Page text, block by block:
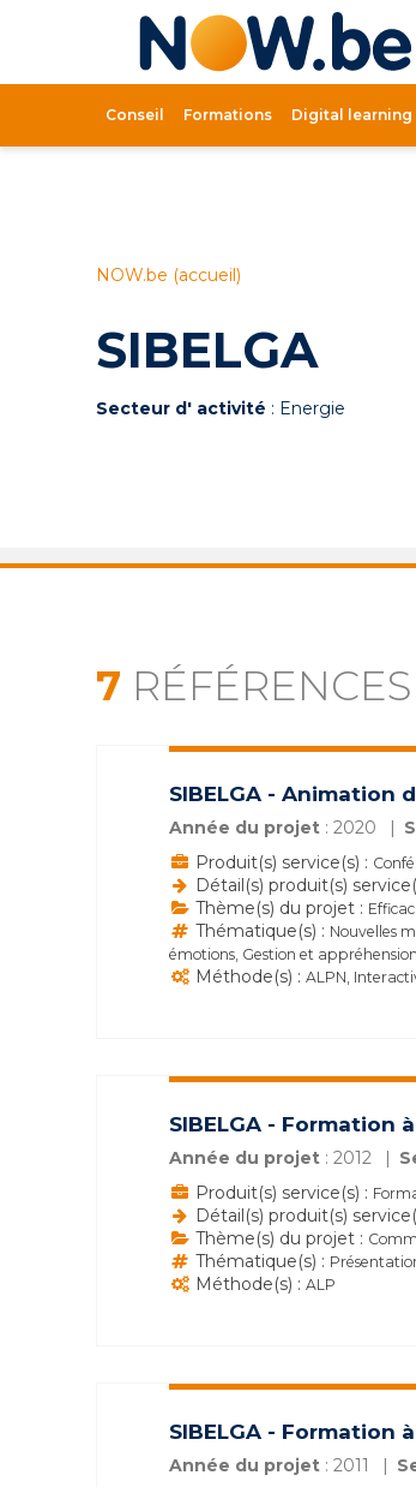
Conseil Formations Digital learning
NOW.be (accueil)
SIBELGA
Secteur d' activité : Energie
7
SIBELGA - Animation
Année du projet : 2020
Produit(s) service(s) :
Détail(s) produit(s)
Thème(s) du projet :
Thématique(s) : Nouvelles
émotions, Gestion et
Méthode(s) : ALPN,
SIBELGA -
Année du projet : 2012
Produit(s) service(s) :
Détail(s) produit(s)
Thème(s) du projet :
Thématique(s) :
Méthode(s) : ALP
SIBELGA - Formation
Année du projet : 2011